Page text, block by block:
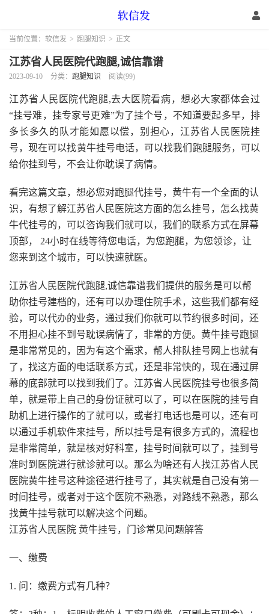
当前位置： 软信发 > 跑腿知识 > 正文
江苏省人民医院代跑腿,诚信靠谱
2023-09-10 分类： 跑腿知识 阅读(99)
江苏省人民医院代跑腿,去大医院看病，想必大家都体会过
“挂号难，挂专家号更难”为了挂个号，不知道要起多早，排
多长多久的队才能如愿以偿，别担心，江苏省人民医院挂
号，现在可以找黄牛挂号电话，可以找我们跑腿服务，可以
给你挂到号，不会让你耽误了病情。
看完这篇文章，想必您对跑腿代挂号，黄牛有一个全面的认
识，有想了解江苏省人民医院这方面的怎么挂号，怎么找黄
牛代挂号的，可以咨询我们就可以，我们的联系方式在屏幕
顶部， 24小时在线等待您电话，为您跑腿，为您领诊，让
您来到这个城市，可以快速就医。
江苏省人民医院代跑腿,诚信靠谱我们提供的服务是可以帮
助你挂号建档的，还有可以办理住院手术，这些我们都有经
验，可以代办的业务，通过我们你就可以节约很多时间，还
不用担心挂不到号耽误病情了，非常的方便。黄牛挂号跑腿
是非常常见的，因为有这个需求，帮人排队挂号网上也就有
了，找这方面的电话联系方式，还是非常快的，现在通过屏
幕的底部就可以找到我们了。江苏省人民医院挂号也很多简
单，就是带上自己的身份证就可以了，可以在医院的挂号自
助机上进行操作的了就可以，或者打电话也是可以，还有可
以通过手机软件来挂号，所以挂号是有很多方式的，流程也
是非常简单，就是核对好科室，挂号时间就可以了，挂到号
准时到医院进行就诊就可以。那么为啥还有人找江苏省人民
医院黄牛挂号这种途径进行挂号了，其实就是自己没有第一
时间挂号，或者对于这个医院不熟悉，对路线不熟悉，那么
找黄牛挂号就可以解决这个问题。
江苏省人民医院 黄牛挂号，门诊常见问题解答
一、缴费
1. 问：缴费方式有几种？